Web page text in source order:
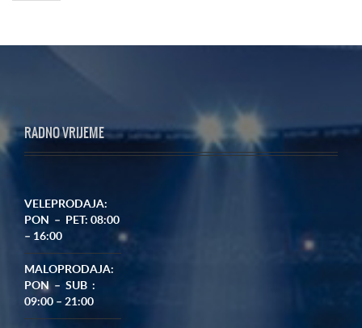
RADNO VRIJEME
VELEPRODAJA:
PON – PET: 08:00
– 16:00
MALOPRODAJA:
PON – SUB :
09:00 – 21:00